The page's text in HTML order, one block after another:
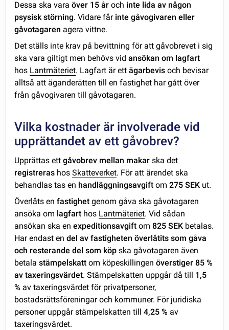
Dessa ska vara över 15 åroch inte lida av någon
psysisk störning. Vidare får inte gåvogivaren eller
gåvotagaren agera vittne.
Det ställs inte krav på bevittning för att gåvobrevet i sig
ska vara giltigt men behövs vidansökan om lagfart
hos Lantmäteriet. Lagfart är ettägarbevis och bevisar
alltså att äganderätten till en fastighet har gått över
från gåvogivaren till gåvotagaren.
Vilka kostnader är involverade vid
upprättandet av ett gåvobrev?
Upprättas ettgåvobrev mellan makarska det
registreras hosSkatteverket. För att ärendet ska
behandlas tas en handläggningsavgift om275 SEK ut.
Överlåts enfastighet genom gåva ska gåvotagaren
ansöka om lagfart hos Lantmäteriet. Vid sådan
ansökan ska enexpeditionsavgift om825 SEK betalas.
Har endast endel av fastigheten överlåtits som gåva
och resterande del som köp ska gåvotagaren även
betalastämpelskatt om köpeskillingenöverstiger 85 %
av taxeringsvärdet. Stämpelskatten uppgår då till 1,5
% av taxeringsvärdet för privatpersoner,
bostadsrättsföreningar och kommuner. För juridiska
personer uppgår stämpelskatten till 4,25 % av
taxeringsvärdet.